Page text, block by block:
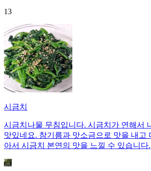
13
시금치
시금치나물 무침입니다. 시금치가 연해서
맛있네요. 참기름과 맛소금으로 맛을 내고
아서 시금치 본연의 맛을 느낄 수 있습니다.